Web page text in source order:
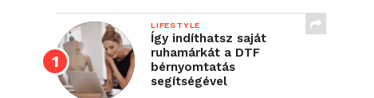
LIFESTYLE
Így indíthatsz saját
ruhamárkát a DTF
bérnyomtatás
segítségével